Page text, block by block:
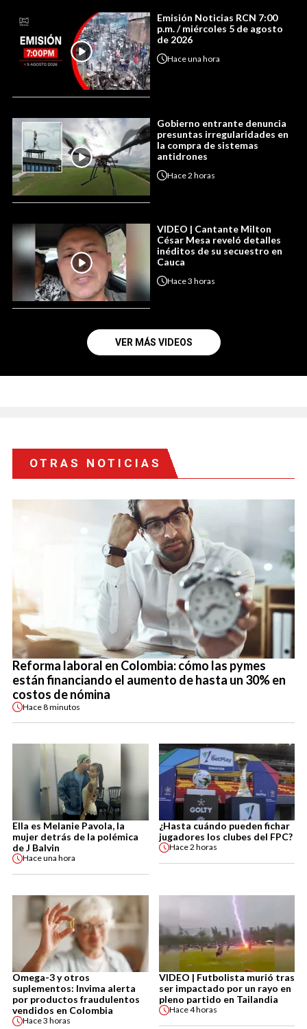
Emisión Noticias RCN 7:00
p.m. / miércoles 5 de agosto
de 2026
Haceuna hora
Gobierno entrante denuncia
presuntas irregularidades en
la compra de sistemas
antidrones
Hace2 horas
VIDEO | Cantante Milton
César Mesa reveló detalles
inéditos de su secuestro en
Cauca
Hace3 horas
VER MÁS VIDEOS
OTRAS NOTICIAS
Reforma laboral en Colombia: cómo las pymes
están financiando el aumento de hasta un 30% en
costos de nómina
Hace8 minutos
Ella es Melanie Pavola, la
mujer detrás de la polémica
de J Balvin
Haceuna hora
¿Hasta cuándo pueden fichar
jugadores los clubes del FPC?
Hace2 horas
Omega-3 y otros
suplementos: Invima alerta
por productos fraudulentos
vendidos en Colombia
Hace3 horas
VIDEO | Futbolista murió tras
ser impactado por un rayo en
pleno partido en Tailandia
Hace4 horas